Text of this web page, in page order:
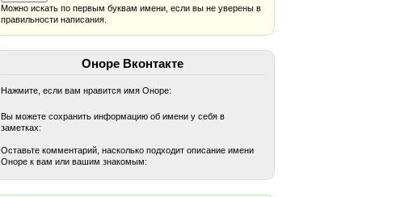
Можно искать по первым буквам имени, если вы не уверены в
правильности написания.
Оноре Вконтакте
Нажмите, если вам нравится имя Оноре:
Вы можете сохранить информацию об имени у себя в
заметках:
Оставьте комментарий, насколько подходит описание имени
Оноре к вам или вашим знакомым: